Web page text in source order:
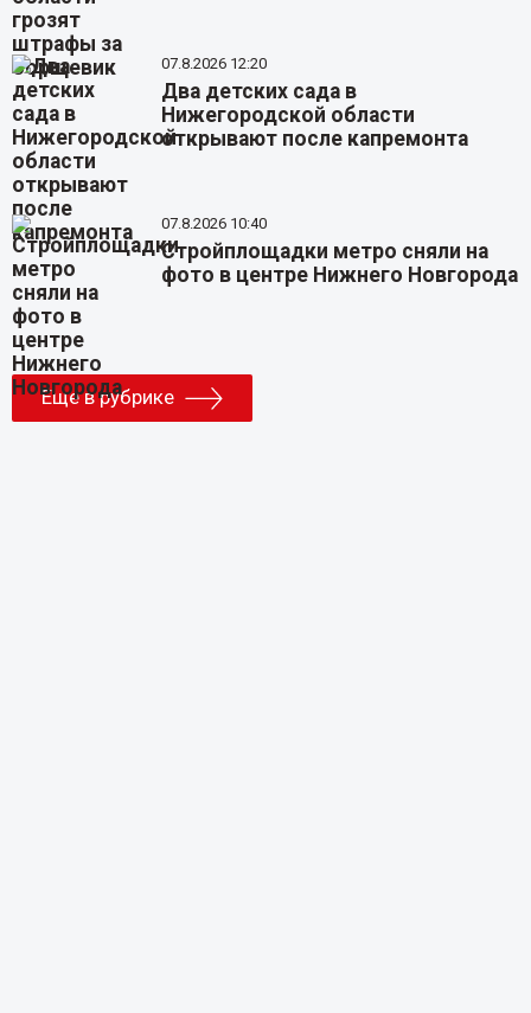
07.8.2026 12:20
Два детских сада в
Нижегородской области
открывают после капремонта
07.8.2026 10:40
Стройплощадки метро сняли на
фото в центре Нижнего Новгорода
Еще в рубрике